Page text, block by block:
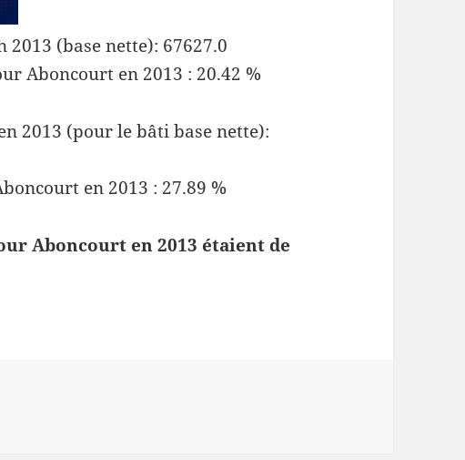
(base nette): 67627.0
Aboncourt en 2013 : 20.42 %
2013 (pour le bâti base nette):
en 2013 : 27.89 %
Aboncourt en 2013 étaient de